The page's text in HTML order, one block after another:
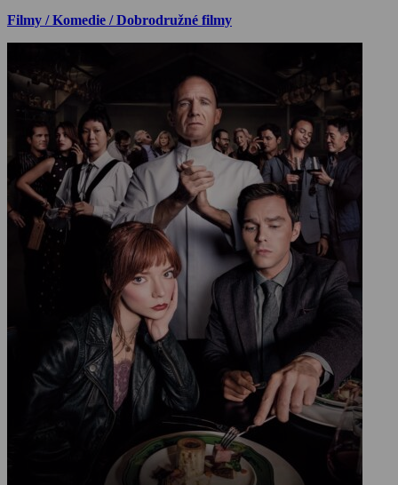
Filmy / Komedie / Dobrodružné filmy